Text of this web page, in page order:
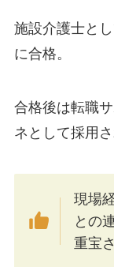
施設介護士と
に合格。
合格後は転職
ネとして採用さ
現場
との
重宝